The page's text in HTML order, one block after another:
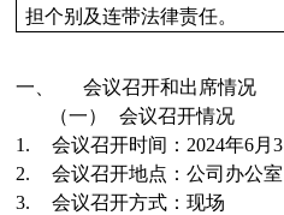
担个别及连带法律责任。
一、
会议召开和出席情况
（一）
会议召开情况
1.
会议召开时间： 2024年6月3
2.
会议召开地点：公司办公室
3.
会议召开方式：现场